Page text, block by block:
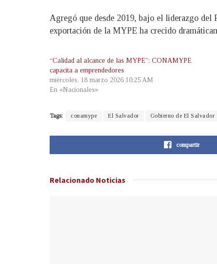
Agregó que desde 2019, bajo el liderazgo del
exportación de la MYPE ha crecido
“Calidad al alcance de las MYPE”: CONAMYPE
capacita a emprendedores
miércoles, 18 marzo 2026 10:25 AM
En «Nacionales»
Tags: conamype El Salvador Gobierno de El Salvador
compartir
Relacionado Noticias